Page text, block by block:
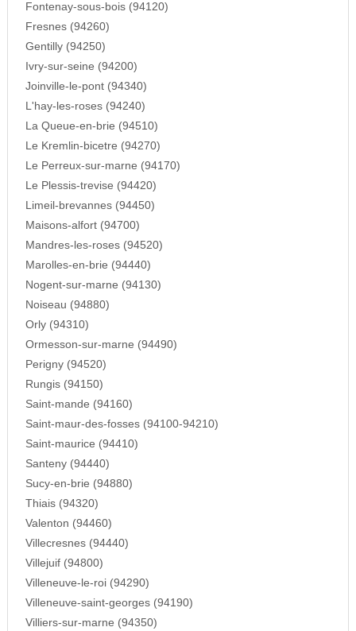
Fontenay-sous-bois (94120)
Fresnes (94260)
Gentilly (94250)
Ivry-sur-seine (94200)
Joinville-le-pont (94340)
L'hay-les-roses (94240)
La Queue-en-brie (94510)
Le Kremlin-bicetre (94270)
Le Perreux-sur-marne (94170)
Le Plessis-trevise (94420)
Limeil-brevannes (94450)
Maisons-alfort (94700)
Mandres-les-roses (94520)
Marolles-en-brie (94440)
Nogent-sur-marne (94130)
Noiseau (94880)
Orly (94310)
Ormesson-sur-marne (94490)
Perigny (94520)
Rungis (94150)
Saint-mande (94160)
Saint-maur-des-fosses (94100-94210)
Saint-maurice (94410)
Santeny (94440)
Sucy-en-brie (94880)
Thiais (94320)
Valenton (94460)
Villecresnes (94440)
Villejuif (94800)
Villeneuve-le-roi (94290)
Villeneuve-saint-georges (94190)
Villiers-sur-marne (94350)